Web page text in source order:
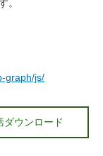
。
graph/js/
ダウンロード